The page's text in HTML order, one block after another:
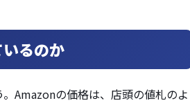
るのか
Amazonの価格は、店頭の値札のよ